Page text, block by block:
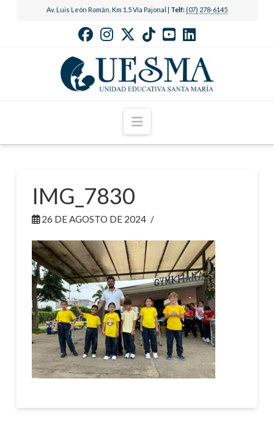
Av. Luis León Román, Km 1.5 Vía Pajonal | Telf: (07) 278-6145
Navigation
IMG_7830
26 DE AGOSTO DE 2024